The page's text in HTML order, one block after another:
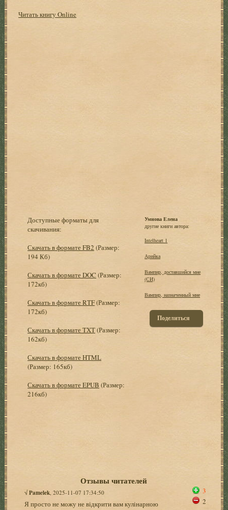
Читать книгу Online
Доступные форматы для
скачивания:
Скачать в формате FB2 (Размер:
194 Кб)
Скачать в формате DOC (Размер:
172кб)
Скачать в формате RTF(Размер:
172кб)
Скачать в формате TXT(Размер:
162кб)
Скачать в формате HTML
(Размер: 165кб)
Скачать в формате EPUB (Размер:
216кб)
Умнова Елена
другие книги автора:
Intelheart 1
Арийка
Вампир, доставшийся мне
(СИ)
Вампир, назначенный мне
Поделиться
Отзывы читателей
√Pamelek , 2025-11-07 17:34:50
Я просто не можу не відкрити вам кулінарною
3
2